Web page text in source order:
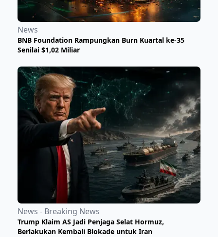
News
​BNB Foundation Rampungkan Burn Kuartal ke-35
Senilai $1,02 Miliar
News - Breaking News
Trump Klaim AS Jadi Penjaga Selat Hormuz,
Berlakukan Kembali Blokade untuk Iran